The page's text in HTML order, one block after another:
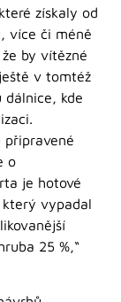
získaly od
více či méně
by vítězné
v tomtéž
dálnice, kde
připravené
o
je hotové
vypadal
25 %,“